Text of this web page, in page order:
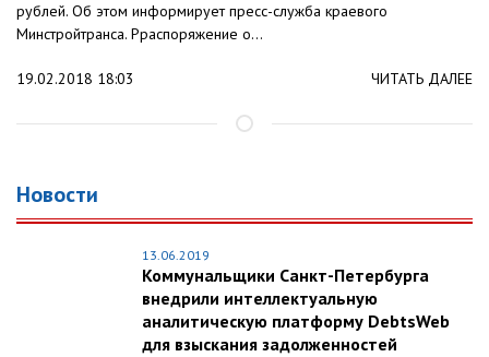
рублей. Об этом информирует пресс-служба краевого
Минстройтранса. Рраспоряжение о...
19.02.2018 18:03 ЧИТАТЬ ДАЛЕЕ
Новости
13.06.2019
Коммунальщики Санкт-Петербурга
внедрили интеллектуальную
аналитическую платформу DebtsWeb
для взыскания задолженностей